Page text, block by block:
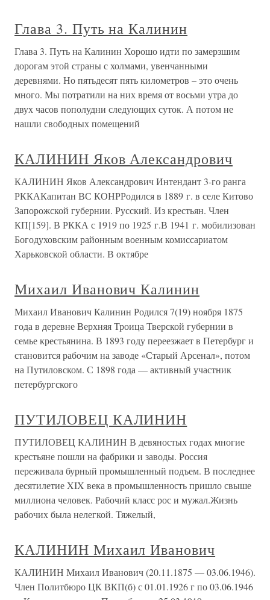
Глава 3. Путь на Калинин
Глава 3. Путь на Калинин Хорошо идти по замерзшим
дорогам этой страны с холмами, увенчанными
деревнями. Но пятьдесят пять километров – это очень
много. Мы потратили на них время от восьми утра до
двух часов пополудни следующих суток. А потом не
нашли свободных помещений
КАЛИНИН Яков Александрович
КАЛИНИН Яков Александрович Интендант 3-го ранга
РККАКапитан ВС КОНРРодился в 1889 г. в селе Китово
Запорожской губернии. Русский. Из крестьян. Член
КП[159]. В РККА с 1919 по 1925 г.В 1941 г. мобилизован
Богодуховским районным военным комиссариатом
Харьковской области. В октябре
Михаил Иванович Калинин
Михаил Иванович Калинин Родился 7(19) ноября 1875
года в деревне Верхняя Троица Тверской губернии в
семье крестьянина. В 1893 году переезжает в Петербург и
становится рабочим на заводе «Старый Арсенал», потом
на Путиловском. С 1898 года — активный участник
петербургского
ПУТИЛОВЕЦ КАЛИНИН
ПУТИЛОВЕЦ КАЛИНИН В девяностых годах многие
крестьяне пошли на фабрики и заводы. Россия
переживала бурный промышленный подъем. В последнее
десятилетие XIX века в промышленность пришло свыше
миллиона человек. Рабочий класс рос и мужал.Жизнь
рабочих была нелегкой. Тяжелый,
КАЛИНИН Михаил Иванович
КАЛИНИН Михаил Иванович (20.11.1875 — 03.06.1946).
Член Политбюро ЦК ВКП(б) с 01.01.1926 г по 03.06.1946